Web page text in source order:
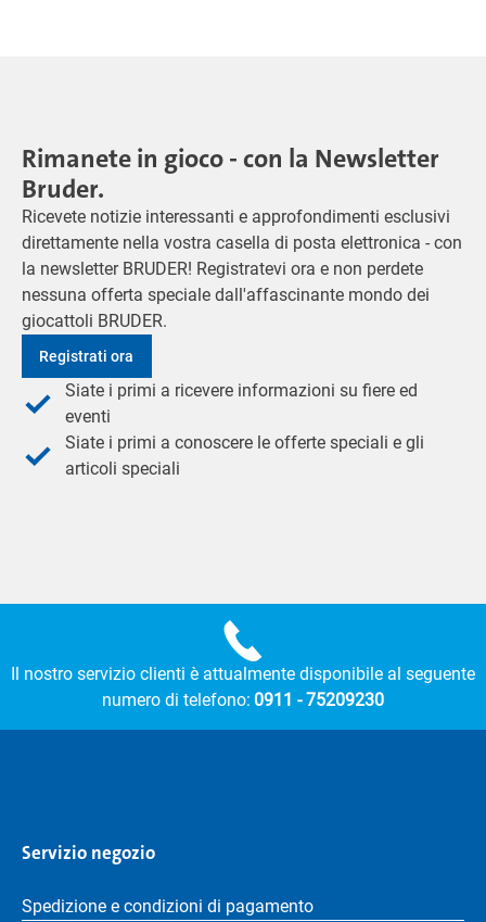
Rimanete in gioco - con la Newsletter
Bruder.
Ricevete notizie interessanti e approfondimenti esclusivi
direttamente nella vostra casella di posta elettronica - con
la newsletter BRUDER! Registratevi ora e non perdete
nessuna offerta speciale dall'affascinante mondo dei
giocattoli BRUDER.
Registrati ora
Siate i primi a ricevere informazioni su fiere ed
eventi
Siate i primi a conoscere le offerte speciali e gli
articoli speciali
Il nostro servizio clienti è attualmente disponibile al seguente
numero di telefono: 0911 - 75209230
Servizio negozio
Spedizione e condizioni di pagamento